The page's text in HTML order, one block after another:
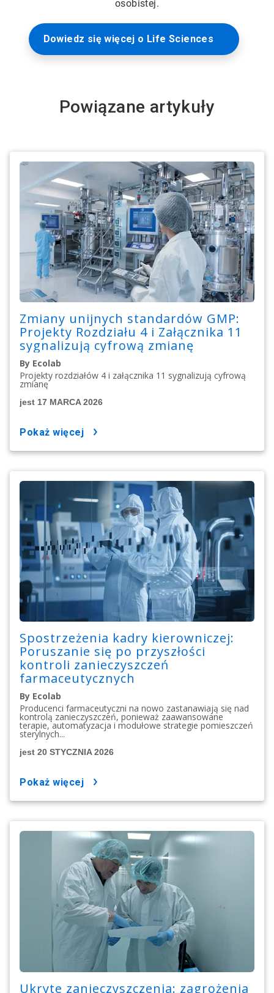
osobistej.
Dowiedz się więcej o Life Sciences
Powiązane artykuły
Zmiany unijnych standardów GMP:
Projekty Rozdziału 4 i Załącznika 11
sygnalizują cyfrową zmianę
By Ecolab
Projekty rozdziałów 4 i załącznika 11 sygnalizują cyfrową
zmianę
jest 17 MARCA 2026
pokaż więcej
Spostrzeżenia kadry kierowniczej:
Poruszanie się po przyszłości
kontroli zanieczyszczeń
farmaceutycznych
By Ecolab
Producenci farmaceutyczni na nowo zastanawiają się nad
kontrolą zanieczyszczeń, ponieważ zaawansowane
terapie, automatyzacja i modułowe strategie pomieszczeń
sterylnych...
jest 20 STYCZNIA 2026
pokaż więcej
Ukryte zanieczyszczenia: zagrożenia